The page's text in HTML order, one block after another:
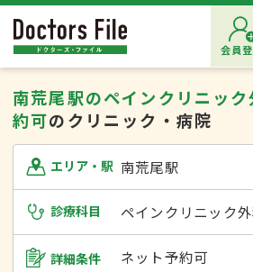
会員
南荒尾駅のペインクリニッ
約可のクリニック・病院
エリア・駅 南荒尾駅
診療科目 ペインクリニック
詳細条件 ネット予約可